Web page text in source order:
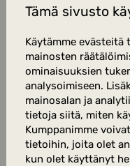
Tämä sivusto
Käytämme evästeitä
mainosten
ominaisuuksien
analysoimiseen.
mainosalan ja
tietoja siitä, miten
Kumppanimme
tietoihin, joita olet
kun olet käyttänyt
Last name—
Email —
Preferred
kieliasetus